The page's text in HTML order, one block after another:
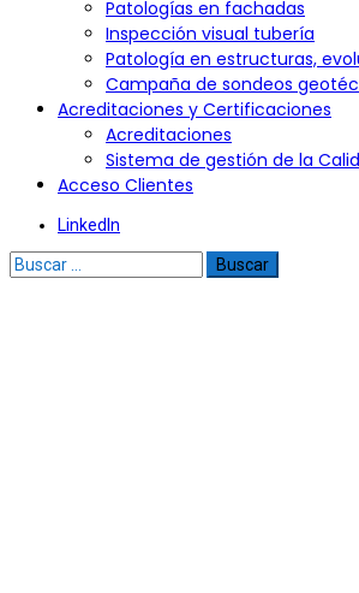
Patologías en fachadas
Inspección visual tubería
Patología en estructuras,
Campaña de sondeos
Acreditaciones y Certificaciones
Acreditaciones
Sistema de gestión de la
Acceso Clientes
LinkedIn
Buscar: